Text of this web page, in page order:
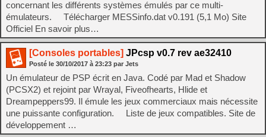
concernant les différents systèmes émulés par ce multi-
émulateurs. Télécharger MESSinfo.dat v0.191 (5,1 Mo) Site
Officiel En savoir plus…
[Consoles portables] JPcsp v0.7 rev ae32410
Posté le 30/10/2017 à 23:23 par Jets
Un émulateur de PSP écrit en Java. Codé par Mad et Shadow
(PCSX2) et rejoint par Wrayal, Fiveofhearts, Hlide et
Dreampeppers99. Il émule les jeux commerciaux mais nécessite
une puissante configuration. Liste de jeux compatibles. Site de
développement …